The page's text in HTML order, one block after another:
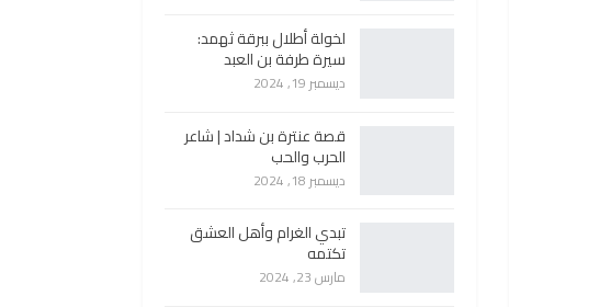
لخولة أطلال ببرقة ثهمد:
سيرة طرفة بن العبد
ديسمبر 19, 2024
قصة عنترة بن شداد | شاعر
الحرب والحب
ديسمبر 18, 2024
تبدي الغرام وأهل العشق
تكتمه
مارس 23, 2024